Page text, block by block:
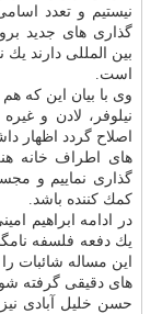
نیستیم و تعدد
گذاری های جدید
بین المللی دارند
است.
نیلوفر، لادن و
اصلاح گردد اظهار
های اطراف خانه
گذاری نماییم و
كمك كننده باشد.
در ادامه ابراهیم
یك دفعه فلسفه
این مساله
های دقیقی گرفته
حسن خلیل آبادی